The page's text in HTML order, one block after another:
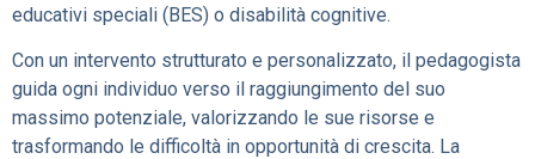
educativi speciali (BES) o disabilità cognitive.
Con un intervento strutturato e personalizzato, il pedagogista
guida ogni individuo verso il raggiungimento del suo
massimo potenziale, valorizzando le sue risorse e
trasformando le difficoltà in opportunità di crescita. La